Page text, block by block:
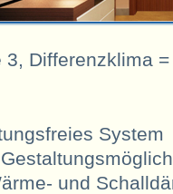
3, Differenzklima
System
und